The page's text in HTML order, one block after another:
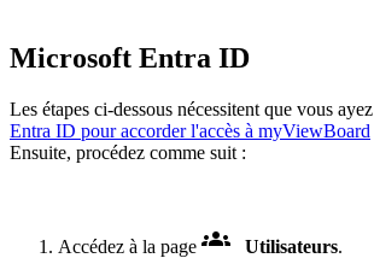
Microsoft Entra ID
Les étapes ci-dessous nécessitent que vous ayez
Entra ID pour accorder l'accès à myViewBoard
Ensuite, procédez comme suit :
Accédez à la page Utilisateurs.